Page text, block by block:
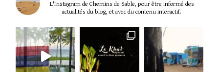
L'Instagram de Chemins de Sable, pour être informé des
actualités du blog, et avec du contenu interactif.